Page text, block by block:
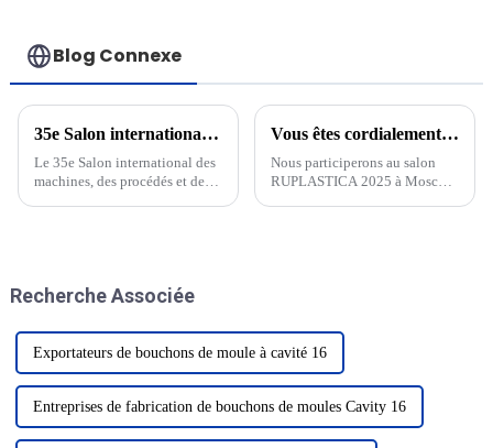
Blog Connexe
35e Salon international des machines, des procédés et des matériaux pour le plastique et le caoutchouc
Le 35e Salon international des
machines, des procédés et des
dernières innovations et
Vous êtes cordialement invité à assister à RUPLASTICA à Moscou, Russie, du 21 au 24 janvier 2025 !
Nous participerons au salon
RUPLASTICA 2025 à Moscou,
Recherche Associée
Exportateurs de bouchons de moule à cavité 16
Entreprises de fabrication de bouchons de moules Cavity 16